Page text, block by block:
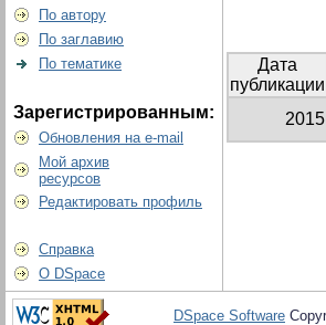
По автору
По заглавию
По тематике
Зарегистрированным:
Обновления на e-mail
Мой архив
ресурсов
Редактировать профиль
Справка
О DSpace
Дата
публикации
2015
DSpace Software